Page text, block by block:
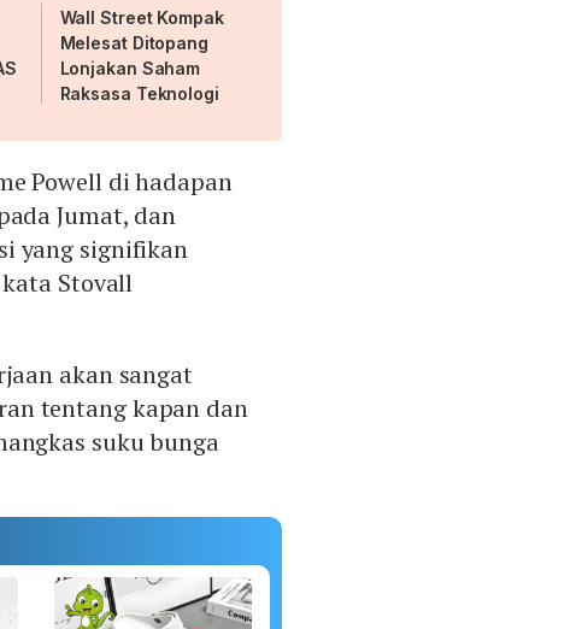
Wall Street Kompak
Melesat Ditopang
Lonjakan Saham
Raksasa Teknologi
Powell di hadapan
Jumat, dan
yang signifikan
Stovall
akan sangat
tentang kapan dan
suku bunga